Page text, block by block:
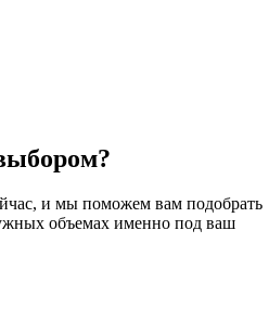
и мы поможем вам подобрать
объемах именно под ваш